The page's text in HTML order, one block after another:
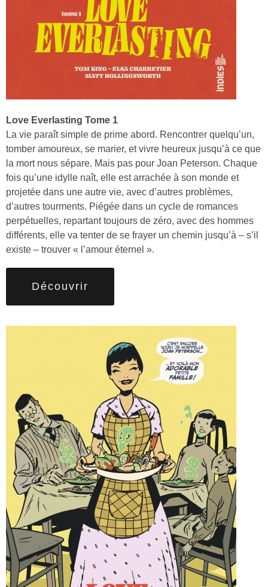
Love Everlasting Tome 1
La vie paraît simple de prime abord. Rencontrer quelqu’un,
tomber amoureux, se marier, et vivre heureux jusqu’à ce que
la mort nous sépare. Mais pas pour Joan Peterson. Chaque
fois qu’une idylle naît, elle est arrachée à son monde et
projetée dans une autre vie, avec d’autres problèmes,
d’autres tourments. Piégée dans un cycle de romances
perpétuelles, repartant toujours de zéro, avec des hommes
différents, elle va tenter de se frayer un chemin jusqu’à – s’il
existe – trouver « l’amour éternel ».
Découvrir